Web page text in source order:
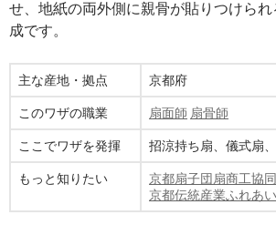
せ、地紙の両外側に親骨が貼りつけら
成です。
主な産地・拠点 京都府
このワザの職業 扇面師 扇骨師
ここでワザを発揮 招涼持ち扇、儀式扇
もっと知りたい
京都扇子団扇商工協
京都伝統産業ふれあ